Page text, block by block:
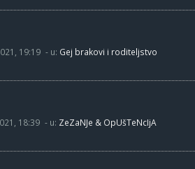
19:19 - u: Gej brakovi i roditeljstvo
18:39 - u: ZeZaNJe & OpUšTeNcIjA